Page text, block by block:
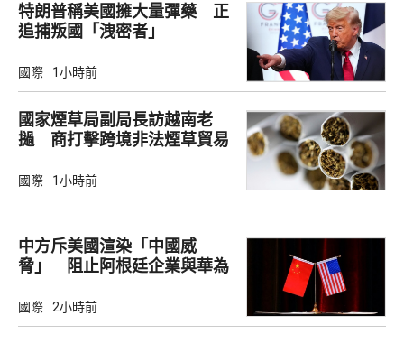
特朗普稱美國擁大量彈藥 正
追捕叛國「洩密者」
國際 1小時前
國家煙草局副局長訪越南老
撾 商打擊跨境非法煙草貿易
國際 1小時前
中方斥美國渲染「中國威
脅」 阻止阿根廷企業與華為
國際 2小時前